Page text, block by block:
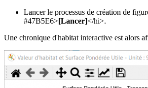
Lancer le processus de création de
#47B5E6>[Lancer]</hi>.
Une chronique d'habitat interactive est alors